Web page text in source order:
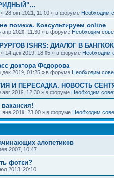
» 28 окт 2021, 11:00 » в форуме Необходим
помеха. Консультируем online
апр 2020, 11:30 » в форуме Необходим
ISHRS: ДИАЛОГ В
» 14 дек 2019, 18:05 » в форуме Необходим
доктора Федорова
дек 2019, 01:25 » в форуме Необходим
И ПЕРЕСАДКА. НОВОСТЬ
авг 2019, 12:30 » в форуме Необходим
янв 2019, 23:00 » в форуме Необходим
алопетиков
2007, 10:47
фотки?
2013, 20:10